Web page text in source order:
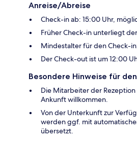
Anreise/Abreise
Check-in ab: 15:00 Uhr,
Früher Check-in unterliegt
Mindestalter für den Check-
Der Check-out ist um 12:00
Besondere Hinweise für
Die Mitarbeiter der
Ankunft willkommen.
Von der Unterkunft zur
werden ggf. mit
übersetzt.